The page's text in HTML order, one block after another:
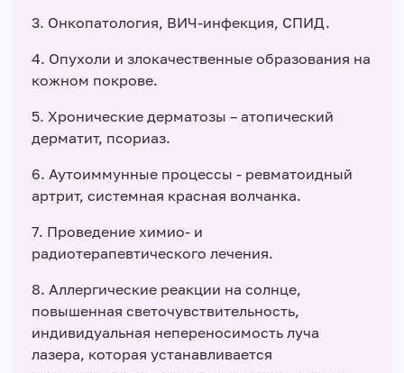
3. Онкопатология, ВИЧ-инфекция, СПИД.
4. Опухоли и злокачественные образования на
кожном покрове.
5. Хронические дерматозы – атопический
дерматит, псориаз.
6. Аутоиммунные процессы - ревматоидный
артрит, системная красная волчанка.
7. Проведение химио- и
радиотерапевтического лечения.
8. Аллергические реакции на солнце,
повышенная светочувствительность,
индивидуальная непереносимость луча
лазера, которая устанавливается